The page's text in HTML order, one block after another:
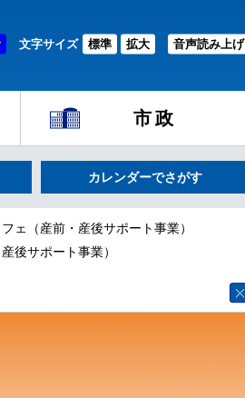
文字サイズ 標準 拡大 音声読み上げ
市政
カレンダーでさがす
ェ（産前・産後サポート事業）
後サポート事業）